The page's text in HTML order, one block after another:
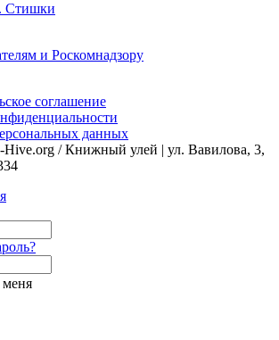
Стишки
и Роскомнадзору
соглашение
данных
/ Книжный улей | ул. Вавилова, 3,
меня